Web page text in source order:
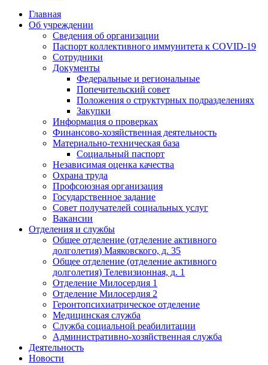
Главная
Об учреждении
Сведения об организации
Паспорт коллективного иммунитета к COVID-19
Сотрудники
Документы
Федеральные и региональные
Попечительский совет
Положения о структурных подразделениях
Закупки
Информация о проверках
Финансово-хозяйственная деятельность
Материально-техническая база
Социальный паспорт
Независимая оценка качества
Охрана труда
Профсоюзная организация
Государственное задание
Совет получателей социальных услуг
Вакансии
Отделения и службы
Общее отделение (отделение активного
долголетия) Маяковского, д. 35
Общее отделение (отделение активного
долголетия) Телевизионная, д. 1
Отделение Милосердия 1
Отделение Милосердия 2
Геронтопсихиатрическое отделение
Медицинская служба
Служба социальной реабилитации
Административно-хозяйственная служба
Деятельность
Новости